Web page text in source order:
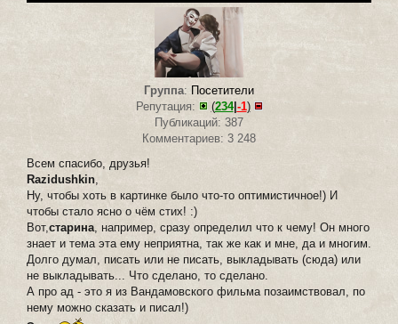
Группа: Посетители
Репутация:
(234|-1)
Публикаций: 387
Комментариев: 3 248
Всем спасибо, друзья!
Razidushkin
Ну, чтобы хоть в картинке было что-то оптимистичное!) И
чтобы стало ясно о чём стих! :)
Вот, старина , например, сразу определил что к чему! Он много
знает и тема эта ему неприятна, так же как и мне, да и многим.
Долго думал, писать или не писать, выкладывать (сюда) или
не выкладывать... Что сделано, то сделано.
А про ад - это я из Вандамовского фильма позаимствовал, по
нему можно сказать и писал!)